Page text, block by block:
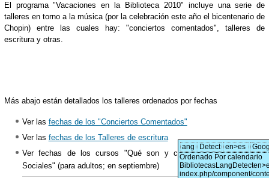
El programa "Vacaciones en la Biblioteca 2010" incluye una serie de
talleres en torno a la música (por la celebración este año el bicentenario de
Chopin) entre las cuales hay: "conciertos comentados", talleres de
escritura y otras.
Más abajo están detallados los talleres ordenados por fechas
Ver las fechas de los "Conciertos Comentados"
Ver las fechas de los Talleres de escritura
Ver fechas de los cursos "Qué son y cómo utillizar las Redes
Sociales" (para adultos; en septiembre)
ang Detect en>es
Ordenado Por calendario
index.php/component/